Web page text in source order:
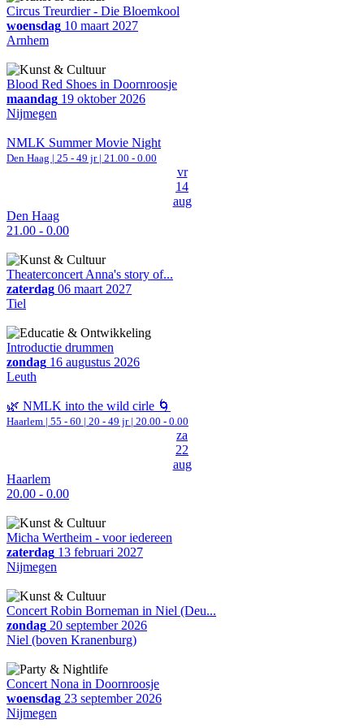
Circus Treurdier - Die Bloemkool
woensdag 10 maart 2027
Arnhem
Blood Red Shoes in Doornroosje
maandag 19 oktober 2026
Nijmegen
NMLK Summer Movie Night
Den Haag | 25 - 49 jr | 21.00 - 0.00
vr
14
aug
Den Haag
21.00 - 0.00
Theaterconcert Anna's story of...
zaterdag 06 maart 2027
Tiel
Introductie drummen
zondag 16 augustus 2026
Leuth
🌿 NMLK into the wild cirle 🌀
Haarlem | 55 - 60 | 20 - 49 jr | 20.00 - 0.00
za
22
aug
Haarlem
20.00 - 0.00
Micha Wertheim - voor iedereen
zaterdag 13 februari 2027
Nijmegen
Concert Robin Borneman in Niel (Deu...
zondag 20 september 2026
Niel (boven Kranenburg)
Concert Nona in Doornroosje
woensdag 23 september 2026
Nijmegen